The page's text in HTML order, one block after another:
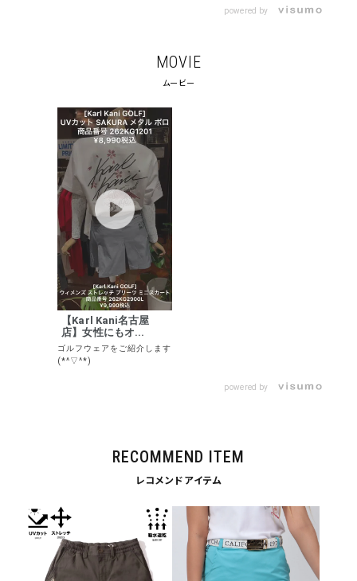
キーワードから探す
価格から探す
円 ～
並び順
XL
XXL
29inc
30inc
32inc
34inc
38inc
40inc
KIDS
powered by
MOVIE
ムービー
【Karl Kani名古屋
店】女性にもオ...
ゴルフウェアをご紹介します
(*^▽^*)
powered by
RECOMMEND ITEM
レコメンドアイテム